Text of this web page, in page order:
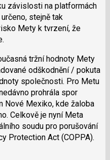
závislosti na platformách
stejně tak
Mety k tvrzení, že
tržní hodnoty Mety
odškodnění / pokuta
společnosti. Pro Metu
prohrála spor
Nové Mexiko, kde žaloba
Celkově je nyní Meta
soudu pro porušování
Protection Act (COPPA).